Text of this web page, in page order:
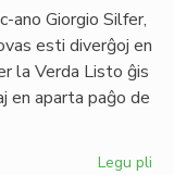
UEA
en
Roterdamo?
ano Giorgio Silfer,
esti diverĝoj en
la Verda Listo ĝis
en aparta paĝo de
Legu pli